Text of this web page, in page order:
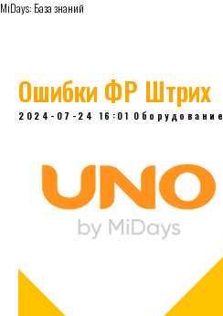
MiDays: База знаний
Ошибки ФР Штрих
2024-07-24 16:01 Оборудование